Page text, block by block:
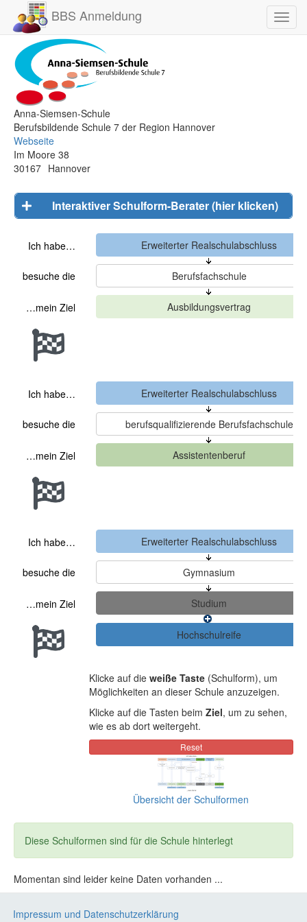
BBS Anmeldung
Anna-Siemsen-Schule
Berufsbildende Schule 7 der Region Hannover
Webseite
Im Moore 38
30167 Hannover
Interaktiver Schulform-Berater (hier klicken)
Ich habe…
besuche die
…mein Ziel
Ich habe…
besuche die
…mein Ziel
Ich habe…
besuche die
…mein Ziel
Klicke auf die weiße Taste(Schulform), um
Möglichkeiten an dieser Schule anzuzeigen.
Klicke auf die Tasten beim Ziel, um zu sehen,
wie es ab dort weitergeht.
Übersicht der Schulformen
Diese Schulformen sind für die Schule hinterlegt
Momentan sind leider keine Daten vorhanden ...
Impressum und Datenschutzerklärung